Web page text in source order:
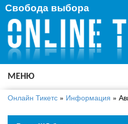
Свобода выбора
МЕНЮ
Онлайн Тикетс » Информация »